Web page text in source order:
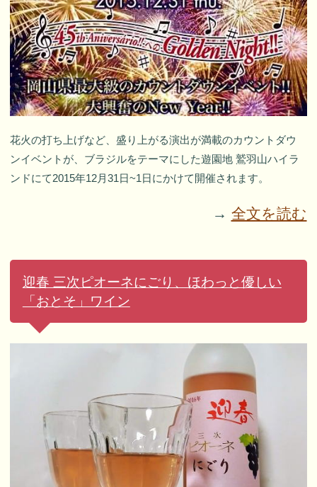
花火の打ち上げなど、盛り上がる演出が満載のカウントダウ
ンイベントが、ブラジルをテーマにした遊園地 鷲羽山ハイラ
ンドにて2015年12月31日~1日にかけて開催されます。
→ 全文を読む
迎春 三次ピオーネにごり、ほわっと優しい
「おとそ」ワイン